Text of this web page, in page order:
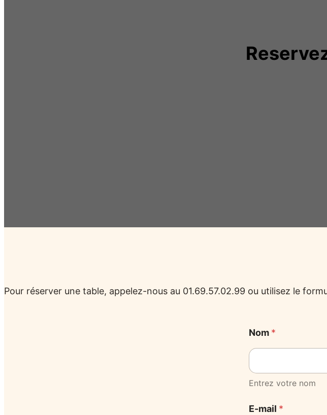
Pour réserver une table, appelez-nous au 01.69.57.02.99 ou utilisez le
Nom *
Entrez votre nom
E-mail *